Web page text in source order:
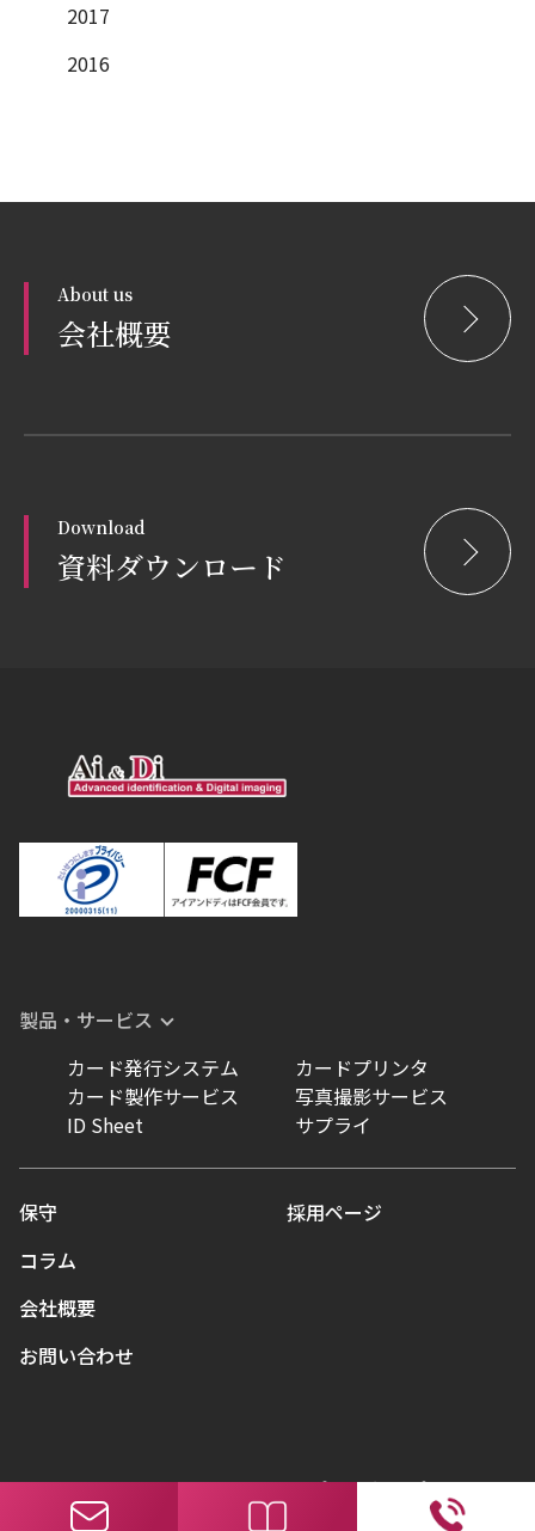
2017
2016
About us
会社概要
Download
資料ダウンロード
製品・サービス
カード発行システム
カードプリンタ
カード製作サービス
写真撮影サービス
ID Sheet
サプライ
保守
コラム
会社概要
お問い合わせ
採用ページ
© Ai&Di Co., Ltd. All Rights Reserved.プライバシーポリシー